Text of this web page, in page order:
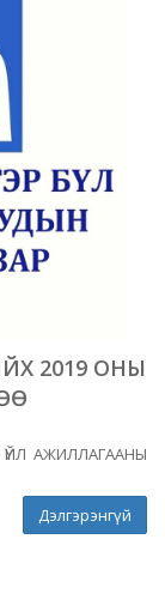
2019 ОНЫ
АЖИЛЛАГААНЫ
Дэлгэрэнгүй